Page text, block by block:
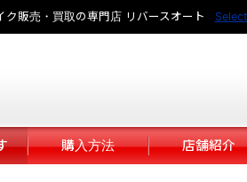
販売・買取の専門店 リバースオート
購入方法 店舗紹介